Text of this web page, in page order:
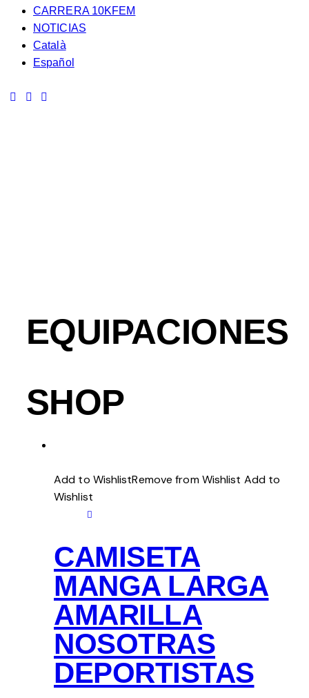
CARRERA 10KFEM
NOTICIAS
Català
Español
EQUIPACIONES
SHOP
Add to WishlistRemove from Wishlist Add to
Wishlist
CAMISETA
MANGA LARGA
AMARILLA
NOSOTRAS
DEPORTISTAS